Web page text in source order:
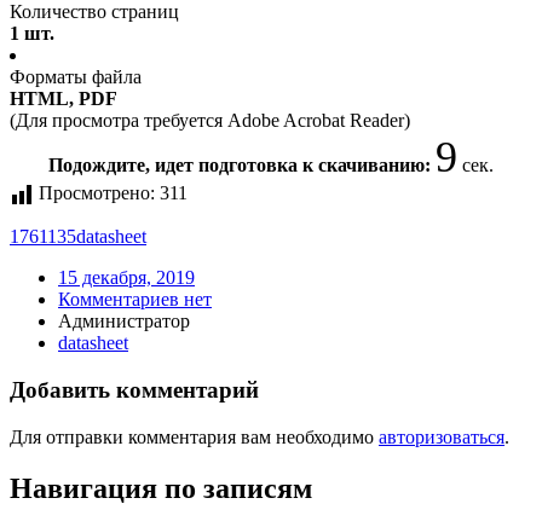
Количество страниц
1 шт.
Форматы файла
HTML, PDF
(Для просмотра требуется Adobe Acrobat Reader)
Подождите, идет подготовка к скачиванию: 9 сек.
Просмотрено: 311
1761135datasheet
15 декабря, 2019
Комментариев нет
Администратор
datasheet
Добавить комментарий
Для отправки комментария вам необходимо авторизоваться.
Навигация по записям